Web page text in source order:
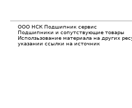
ООО НСК Подшипник сервис
Подшипники и сопутствующие товары
Исползьзование материала на других
указании ссылки на источник